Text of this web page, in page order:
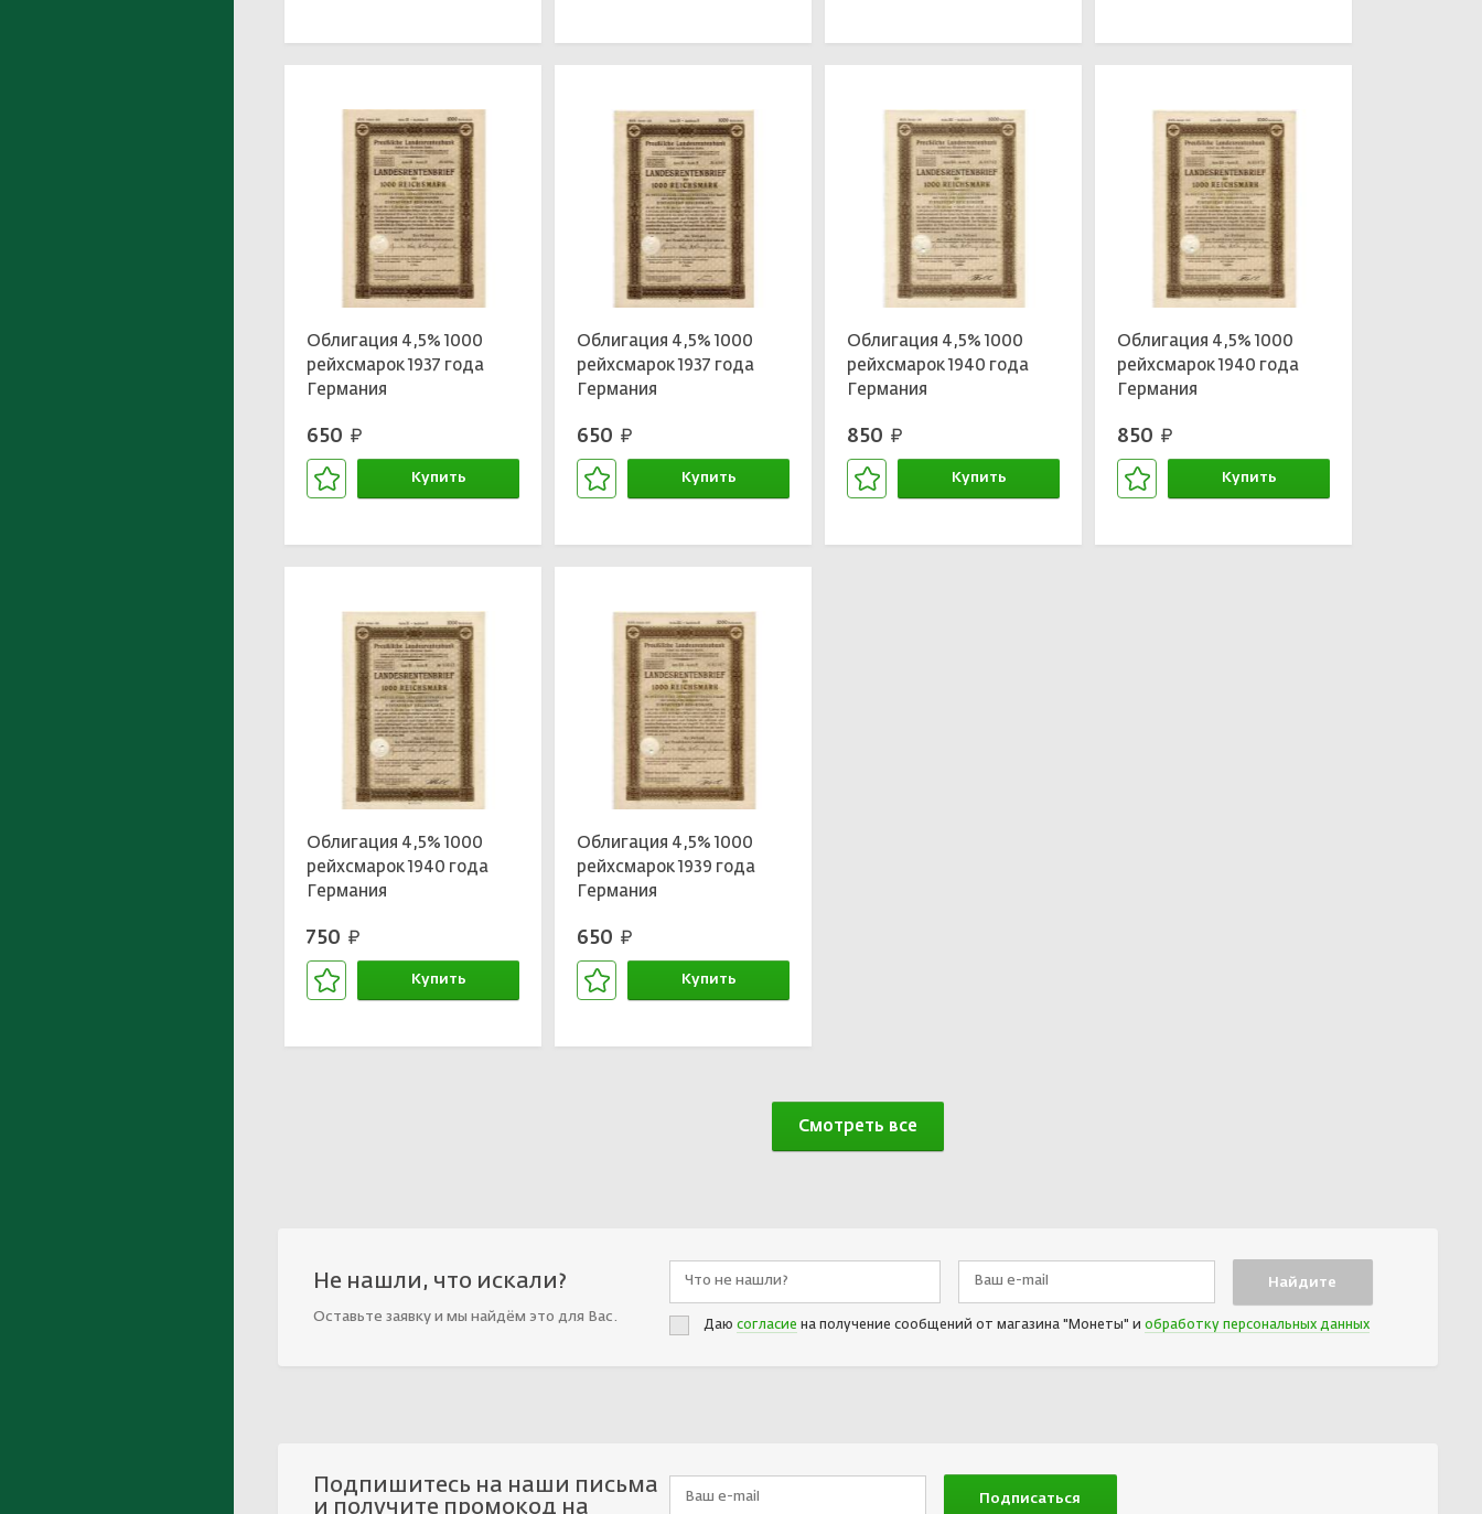
Облигация 4,5% 1000
рейхсмарок 1937 года
Германия
650 руб.
Купить
Облигация 4,5% 1000
рейхсмарок 1937 года
Германия
650 руб.
Купить
Облигация 4,5% 1000
рейхсмарок 1940 года
Германия
850 руб.
Купить
Облигация 4,5% 1000
рейхсмарок 1940 года
Германия
850 руб.
Купить
Облигация 4,5% 1000
рейхсмарок 1940 года
Германия
750 руб.
Купить
Облигация 4,5% 1000
рейхсмарок 1939 года
Германия
650 руб.
Купить
Смотреть все
Не нашли, что искали?
Оставьте заявку и мы найдём это для Вас.
Даю согласие на получение сообщений от магазина "Монеты" и обработку персональных данных
Подпишитесь на наши письма
и получите промокод на